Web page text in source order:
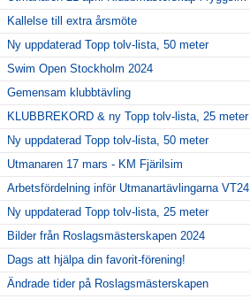
Kallelse till extra årsmöte
Ny uppdaterad Topp tolv-lista, 50 meter
Swim Open Stockholm 2024
Gemensam klubbtävling
KLUBBREKORD & ny Topp tolv-lista, 25 meter
Ny uppdaterad Topp tolv-lista, 50 meter
Utmanaren 17 mars - KM Fjärilsim
Arbetsfördelning inför Utmanartävlingarna VT24
Ny uppdaterad Topp tolv-lista, 25 meter
Bilder från Roslagsmästerskapen 2024
Dags att hjälpa din favorit-förening!
Ändrade tider på Roslagsmästerskapen